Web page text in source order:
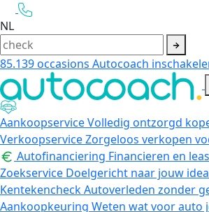
NL
85.139occasions Autocoach
AankoopserviceVolledig ontzorgd
VerkoopserviceZorgeloos verkopen
Autofinanciering Financieren en
Zoekservice Doelgericht naar jouw
KentekencheckAutoverleden zonder
Aankoopkeuring Weten wat voor auto